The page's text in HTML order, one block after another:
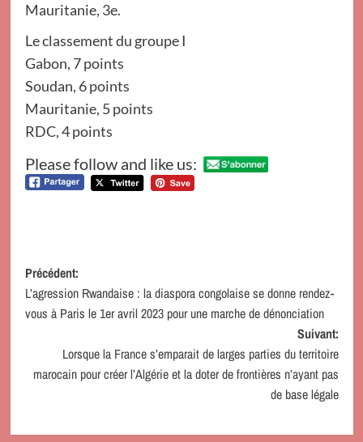
Mauritanie, 3e.
Le classement du groupe I
Gabon, 7 points
Soudan, 6 points
Mauritanie, 5 points
RDC, 4 points
Please follow and like us:
Navigation
d’article
Précédent:
L’agression Rwandaise : la diaspora congolaise se donne rendez-
vous à Paris le 1er avril 2023 pour une marche de dénonciation
Suivant:
Lorsque la France s’emparait de larges parties du territoire
marocain pour créer l’Algérie et la doter de frontières n’ayant pas
de base légale